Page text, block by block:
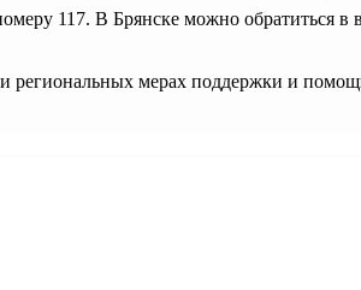
117. В Брянске можно обратиться
региональных мерах поддержки и